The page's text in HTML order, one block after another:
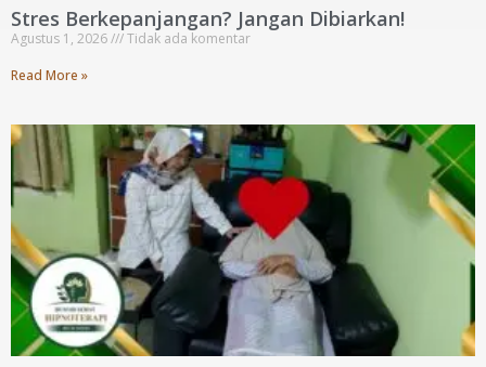
Stres Berkepanjangan? Jangan Dibiarkan!
Agustus 1, 2026
Tidak ada komentar
Read More »